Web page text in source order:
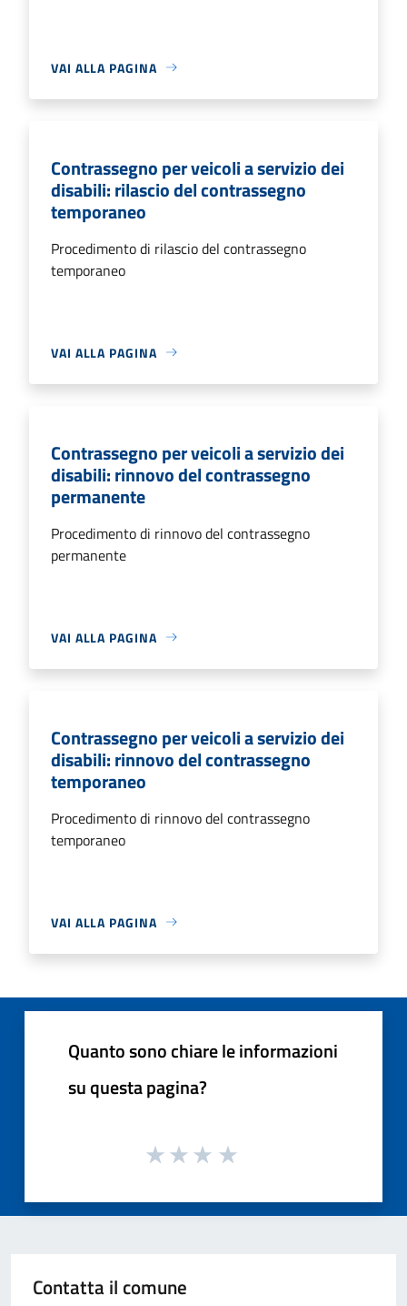
VAI ALLA PAGINA
Contrassegno per veicoli a servizio dei
disabili: rilascio del contrassegno
temporaneo
Procedimento di rilascio del contrassegno
temporaneo
VAI ALLA PAGINA
Contrassegno per veicoli a servizio dei
disabili: rinnovo del contrassegno
permanente
Procedimento di rinnovo del contrassegno
permanente
VAI ALLA PAGINA
Contrassegno per veicoli a servizio dei
disabili: rinnovo del contrassegno
temporaneo
Procedimento di rinnovo del contrassegno
temporaneo
VAI ALLA PAGINA
Quanto sono chiare le informazioni
su questa pagina?
Contatta il comune